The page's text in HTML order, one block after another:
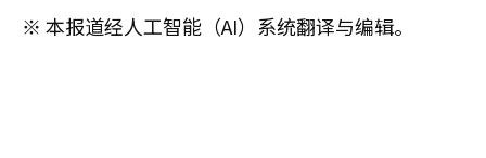
※ 本报道经人工智能（AI）系统翻译与编辑。